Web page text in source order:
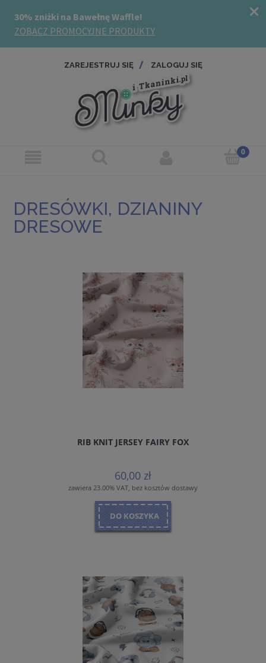
ZAREJESTRUJ SIĘ ZALOGUJ SIĘ
DRESÓWKI, DZIANINY
DRESOWE
RIB KNIT JERSEY FAIRY FOX
60,00 zł
zawiera 23.00% VAT, bez kosztów dostawy
DO KOSZYKA